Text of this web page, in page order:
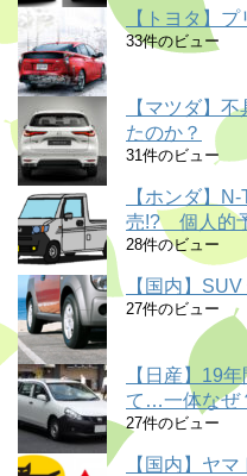
【トヨタ】
33件のビュー
【マツダ】
たのか？
31件のビュー
【ホンダ】
売!? 個人的
28件のビュー
【国内】
27件のビュー
【日産】19
て…一体なぜ
27件のビュー
【国内】ヤ